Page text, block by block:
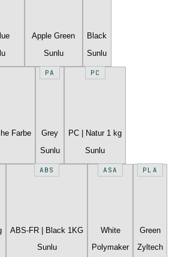
Apple Green
Sunlu
Black
Sunlu
Farbe
PA
Grey
Sunlu
PC
PC | Natur 1 kg
Sunlu
ABS
ABS-FR | Black 1KG
Sunlu
ASA
White
Polymaker
PLA
Green
Zyltech